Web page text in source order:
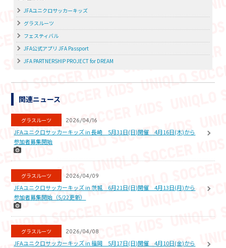
JFAユニクロサッカーキッズ
グラスルーツ
フェスティバル
JFA公式アプリ JFA Passport
JFA PARTNERSHIP PROJECT for DREAM
関連ニュース
グラスルーツ 2026/04/16
JFAユニクロサッカーキッズ in 長崎 5月31日(日)開催 4月16日(木)から
参加者募集開始
グラスルーツ 2026/04/09
JFAユニクロサッカーキッズ in 茨城 6月21日(日)開催 4月13日(月)から
参加者募集開始（5/22更新）
グラスルーツ 2026/04/08
JFAユニクロサッカーキッズ in 福岡 5月17日(日)開催 4月10日(金)から